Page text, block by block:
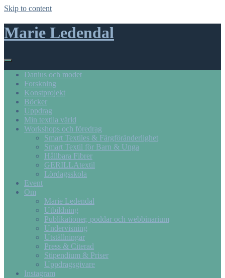
Skip to content
Marie Ledendal
Danius och modet
Forskning
Konstprojekt
Böcker
Uppdrag
Min textila värld
Workshops och föredrag
Smart Textiles & Färgföränderlighet
Smart Textil för Barn & Unga
Hållbara Fibrer
GERILLAtextil
Lördagsskola
Event
Om
Marie Ledendal
Utbildning
Publikationer, poddar och webbinarium
Undervisning
Utställningar
Press & Citerad
Stipendium & Priser
Uppdragsgivare
Instagram